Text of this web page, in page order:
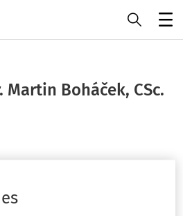
Martin Boháček, CSc.